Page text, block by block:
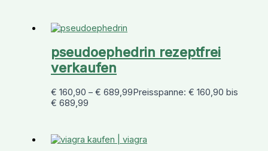
pseudoephedrin rezeptfrei
verkaufen
€ 160,90 –€ 689,99Preisspanne: € 160,90 bis
€ 689,99